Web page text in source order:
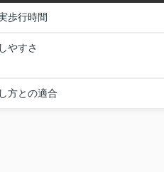
歩行時間
やすさ
方との適合